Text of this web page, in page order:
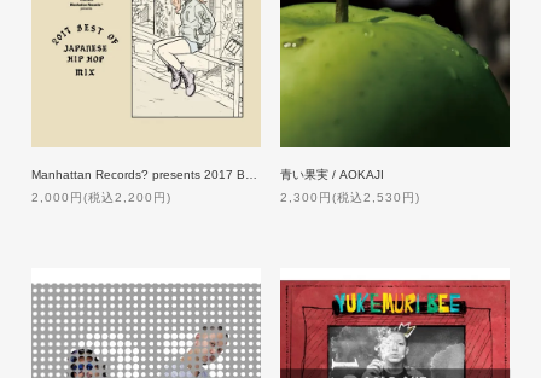
2,000円(税込2,200円)
青い果実 / AOKAJI
2,300円(税込2,530円)